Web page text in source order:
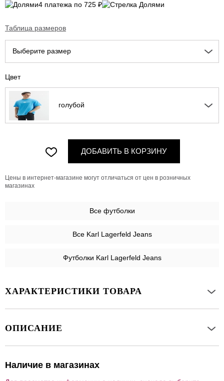
4 платежа по 725 ₽
Таблица размеров
Выберите размер
Цвет
голубой
ДОБАВИТЬ В КОРЗИНУ
Цены в интернет-магазине могут отличаться от цен в розничных
магазинах
Все футболки
Все Karl Lagerfeld Jeans
Футболки Karl Lagerfeld Jeans
ХАРАКТЕРИСТИКИ ТОВАРА
ОПИСАНИЕ
Наличие в магазинах